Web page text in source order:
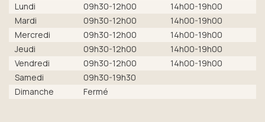
Lundi 09h30-12h00
14h00-19h00
Mardi
09h30-12h00
14h00-19h00
Mercredi
09h30-12h00
14h00-19h00
Jeudi
09h30-12h00
14h00-19h00
Vendredi
09h30-12h00
14h00-19h00
Samedi
09h30-19h30
Dimanche
Fermé